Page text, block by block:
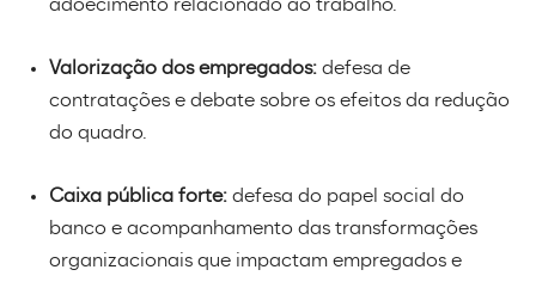
adoecimento relacionado ao trabalho.
Valorização dos empregados: defesa de
contratações e debate sobre os efeitos da redução
do quadro.
Caixa pública forte: defesa do papel social do
banco e acompanhamento das transformações
organizacionais que impactam empregados e